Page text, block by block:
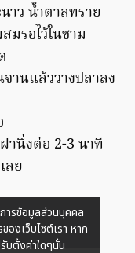
าว น้ำตาลทราย
รอไว้ในชาม
านแล้ววางปลาลง
านึ่งต่อ 2-3 นาที
ลย